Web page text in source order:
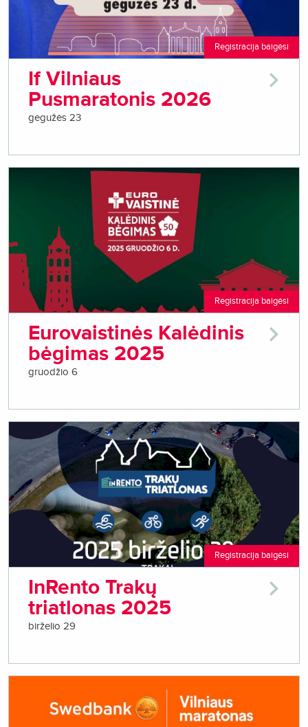
Registracija baigėsi
If Vilniaus
Pusmaratonis 2026
gegužės 23
Registracija baigėsi
Eurovaistinės Kalėdinis
bėgimas 2025
gruodžio 6
Registracija baigėsi
InRento Trakų
triatlonas 2025
birželio 29